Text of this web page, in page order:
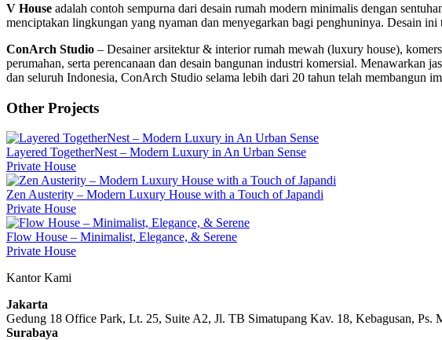
V House adalah contoh sempurna dari desain rumah modern minimalis dengan
menciptakan lingkungan yang nyaman dan menyegarkan bagi penghuninya. Desain
ConArch Studio – Desainer arsitektur & interior rumah mewah (luxury house),
perumahan, serta perencanaan dan desain bangunan industri komersial. Menawarkan
dan seluruh Indonesia, ConArch Studio selama lebih dari 20 tahun telah membangun
Other Projects
Layered TogetherNest – Modern Luxury in An Urban Sense
Private House
Zen Austerity – Modern Luxury House with a Touch of Japandi
Private House
Flow House – Minimalist, Elegance, & Serene
Private House
Kantor Kami
Jakarta
Gedung 18 Office Park, Lt. 25, Suite A2, Jl. TB Simatupang Kav. 18, Kebagusan, Ps.
Surabaya